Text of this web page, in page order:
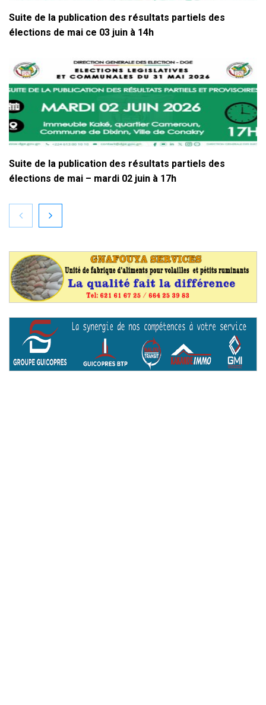
Suite de la publication des résultats partiels des
élections de mai ce 03 juin à 14h
Suite de la publication des résultats partiels des
élections de mai – mardi 02 juin à 17h